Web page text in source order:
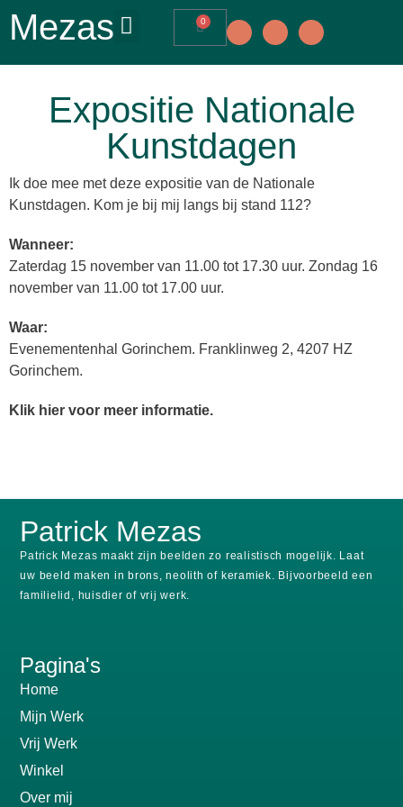
Mezas 0
Expositie Nationale
Kunstdagen
Ik doe mee met deze expositie van de Nationale
Kunstdagen. Kom je bij mij langs bij stand 112?
Wanneer:
Zaterdag 15 november van 11.00 tot 17.30 uur. Zondag 16
november van 11.00 tot 17.00 uur.
Waar:
Evenementenhal Gorinchem. Franklinweg 2, 4207 HZ
Gorinchem.
Klik hier voor meer informatie.
Patrick Mezas
Patrick Mezas maakt zijn beelden zo realistisch mogelijk. Laat
uw beeld maken in brons, neolith of keramiek. Bijvoorbeeld een
familielid, huisdier of vrij werk.
Pagina's
Home
Mijn Werk
Vrij Werk
Winkel
Over mij